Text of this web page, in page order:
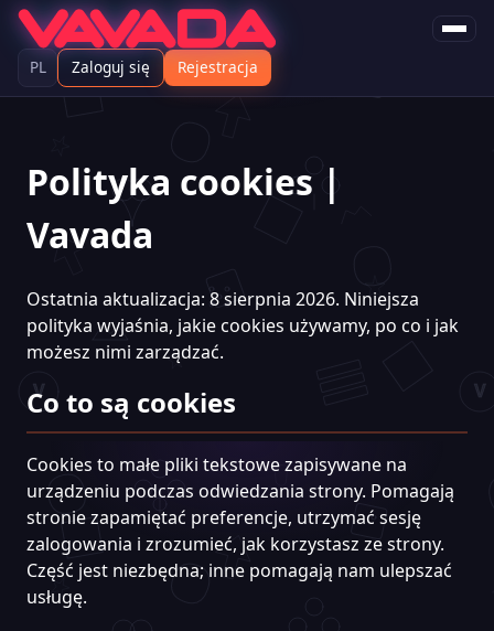
PL Zaloguj się Rejestracja
Polityka cookies |
Vavada
Ostatnia aktualizacja: 8 sierpnia 2026. Niniejsza
polityka wyjaśnia, jakie cookies używamy, po co i jak
możesz nimi zarządzać.
Co to są cookies
Cookies to małe pliki tekstowe zapisywane na
urządzeniu podczas odwiedzania strony. Pomagają
stronie zapamiętać preferencje, utrzymać sesję
zalogowania i zrozumieć, jak korzystasz ze strony.
Część jest niezbędna; inne pomagają nam ulepszać
usługę.